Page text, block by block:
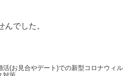
んでした。
活(お見合やデート)での新型コロナウィル